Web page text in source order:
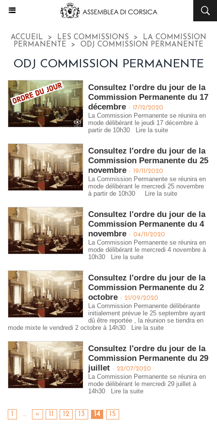
ACCUEIL > LES COMMISSIONS >
LA COMMISSION
PERMANENTE
> ODJ COMMISSION PERMANENTE
ODJ COMMISSION PERMANENTE
Consultez l'ordre du jour de la
Commission Permanente du 17
décembre - 17/12/2020
La Commission Permanente se réunira en
mode délibérant le jeudi 17 décembre à
partir de 10h30
Lire la suite
Consultez l'ordre du jour de la
Commission Permanente du 25
novembre - 19/11/2020
La Commission Permanente se réunira en
mode délibérant le mercredi 25 novembre
à partir de 10h30
Lire la suite
Consultez l'ordre du jour de la
Commission Permanente du 4
novembre - 04/11/2020
La Commission Permanente se réunira en
mode délibérant le mercredi 4 novembre à
10h30
Lire la suite
Consultez l'ordre du jour de la
Commission Permanente du 2
octobre - 21/09/2020
La Commission Permanente délibérante
initialement prévue le 25 septembre ayant
dû être reportée , la réunion se tiendra en
mode mixte le vendredi 2 octobre à 14h30
Lire la suite
Consultez l'ordre du jour de la
Commission Permanente du 29
juillet - 22/07/2020
La Commission Permanente se réunira en
mode délibérant le mercredi 29 juillet à
14h30
Lire la suite
1 ... « 11 12 13 14 15